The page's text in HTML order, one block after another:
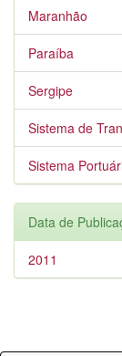
Maranhão
Paraíba
Sergipe
Sistema de
Sistema
Data de
2011